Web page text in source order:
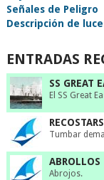
Señales de Peligro
Descripción de
ENTRADAS
SS GREAT
El SS Great
Tumbar
ABROLLOS
Abrojos.